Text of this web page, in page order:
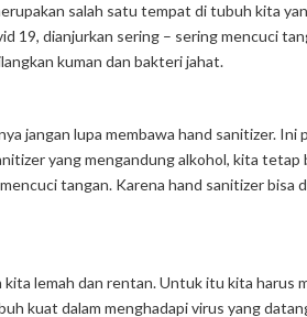
salah satu tempat di tubuh kita
19, dianjurkan sering – sering mencuci
kuman dan bakteri jahat.
jangan lupa membawa hand sanitizer. Ini
yang mengandung alkohol, kita
tangan. Karena hand sanitizer bisa
lemah dan rentan. Untuk itu kita harus
kuat dalam menghadapi virus yang